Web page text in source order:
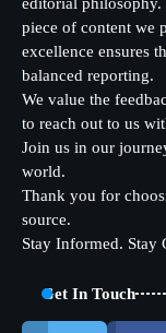
piece of content we
excellence ensures
balanced reporting.
We value the
to reach out to us
Join us in our
world.
Thank you for
source.
Stay Informed. Stay
Get In Touch